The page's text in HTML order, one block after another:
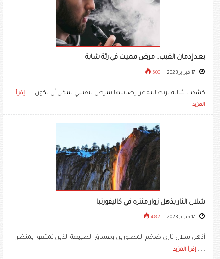
بعد إدمان الفيب.. مرض مميت في رئة شابة
500
كشفت شابة بريطانية عن إصابتها بمرض تنفسي يمكن أن يكون ..... إقرأ
المزيد
شلال النار يذهل زوار متنزه في كاليفورنيا
482
أذهل شلال ناري ضخم المصورين وعشاق الطبيعة الذين تمتعوا بمنظر
..... إقرأ المزيد